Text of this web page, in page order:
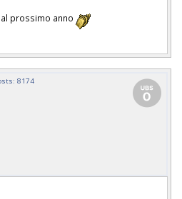
prossimo anno
8174